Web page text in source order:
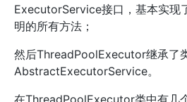
ExecutorService接口，基本实现
明的所有方法；
然后ThreadPoolExecutor继承了
AbstractExecutorService。
在ThreadPoolExecutor类中有几